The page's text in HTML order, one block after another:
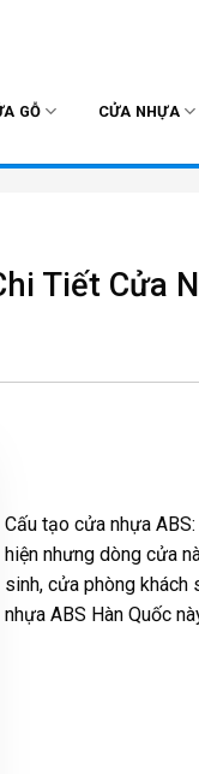
GỖ CỬA NHỰA
Tiết Cửa
Cấu tạo cửa nhựa
hiện nhưng dòng cửa
sinh, cửa phòng
nhựa ABS Hàn Quốc